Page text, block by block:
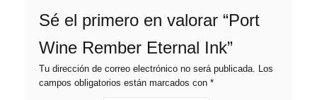
Sé el primero en valorar “Port
Wine Rember Eternal Ink”
Tu dirección de correo electrónico no será publicada. Los
campos obligatorios están marcados con *